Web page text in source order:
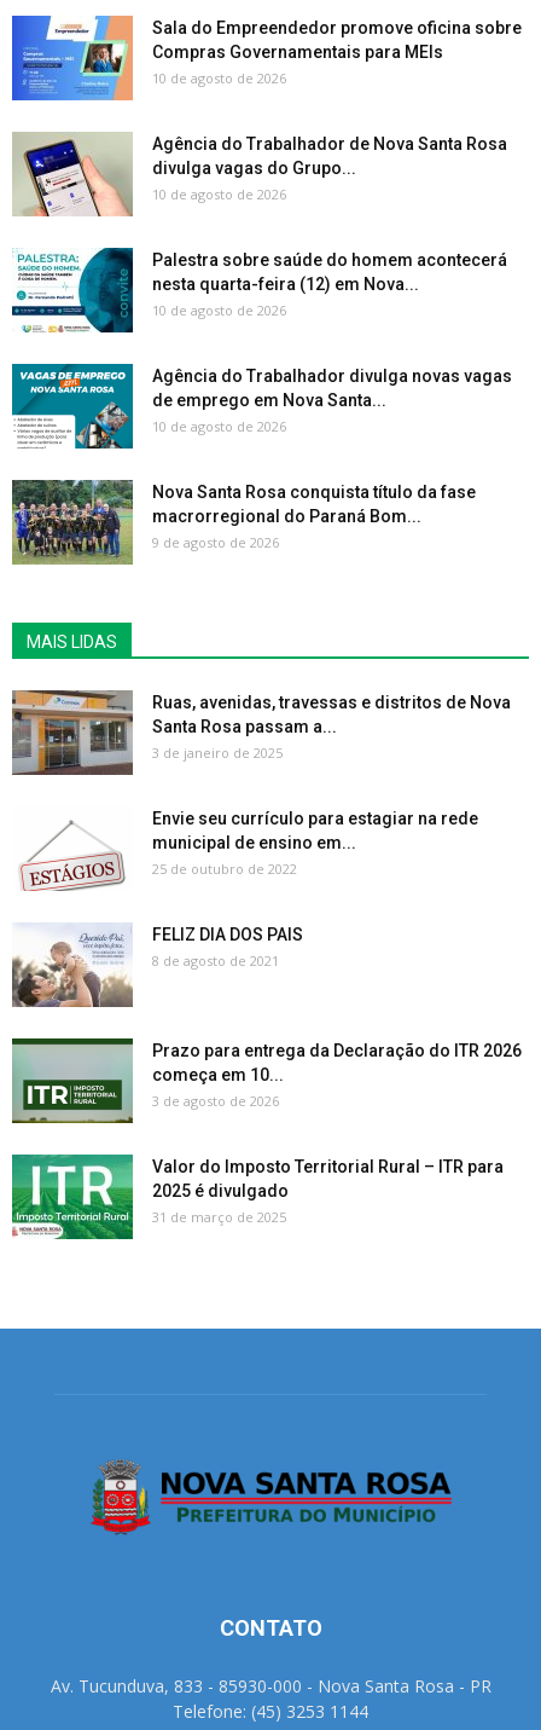
Sala do Empreendedor promove oficina sobre
Compras Governamentais para MEIs
10 de agosto de 2026
Agência do Trabalhador de Nova Santa Rosa
divulga vagas do Grupo...
10 de agosto de 2026
Palestra sobre saúde do homem acontecerá
nesta quarta-feira (12) em Nova...
10 de agosto de 2026
Agência do Trabalhador divulga novas vagas
de emprego em Nova Santa...
10 de agosto de 2026
Nova Santa Rosa conquista título da fase
macrorregional do Paraná Bom...
9 de agosto de 2026
MAIS LIDAS
Ruas, avenidas, travessas e distritos de Nova
Santa Rosa passam a...
3 de janeiro de 2025
Envie seu currículo para estagiar na rede
municipal de ensino em...
25 de outubro de 2022
FELIZ DIA DOS PAIS
8 de agosto de 2021
Prazo para entrega da Declaração do ITR 2026
começa em 10...
3 de agosto de 2026
Valor do Imposto Territorial Rural – ITR para
2025 é divulgado
31 de março de 2025
CONTATO
Av. Tucunduva, 833 - 85930-000 - Nova Santa Rosa - PR
Telefone: (45) 3253 1144